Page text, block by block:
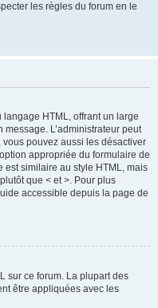
les règles du forum en le
HTML, offrant un large
message. L’administrateur peut
pouvez aussi les désactiver
appropriée du formulaire de
similaire au style HTML, mais
que < et >. Pour plus
accessible depuis la page de
sur ce forum. La plupart des
être appliquées avec les